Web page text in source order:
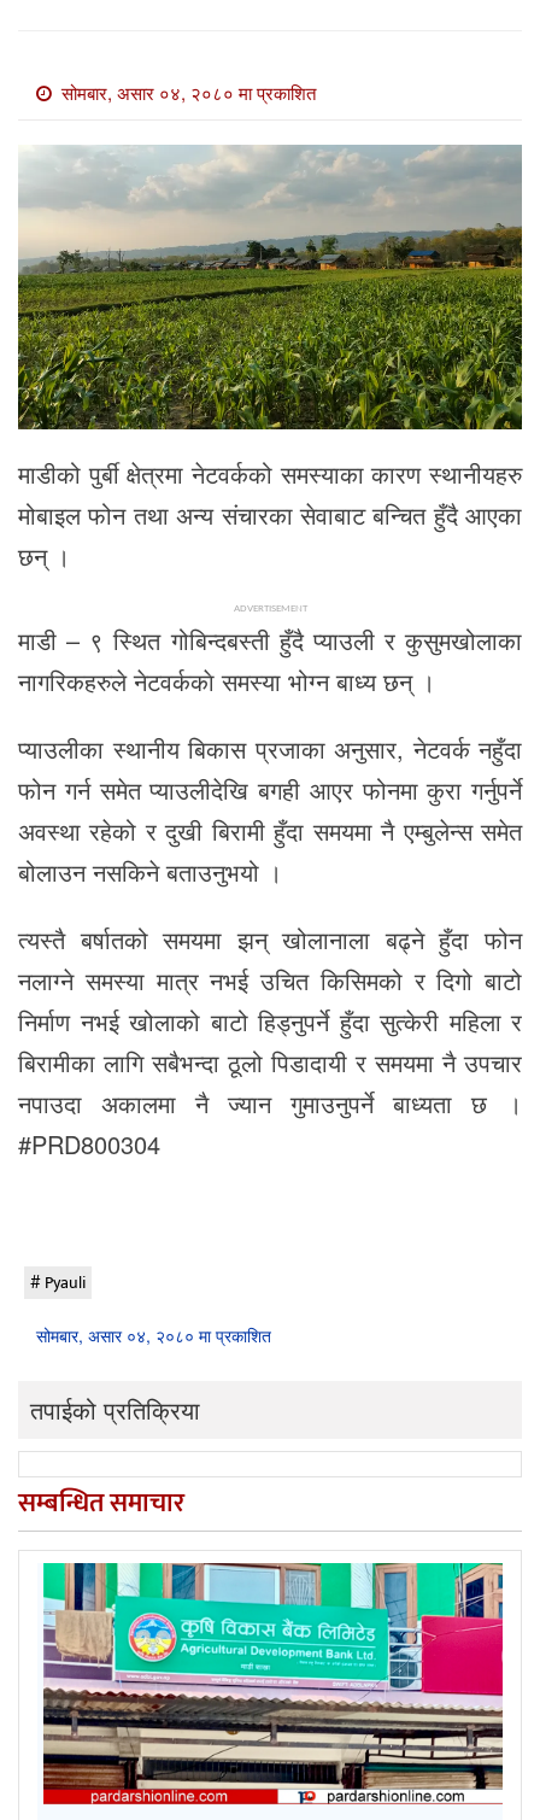
खबर
विविध
सोमबार, असार ०४, २०८० मा प्रकाशित
माडीको पुर्बी क्षेत्रमा नेटवर्कको समस्याका कारण स्थानीयहरु
मोबाइल फोन तथा अन्य संचारका सेवाबाट बन्चित हुँदै आएका
छन् ।
ADVERTISEMENT
माडी – ९ स्थित गोबिन्दबस्ती हुँदै प्याउली र कुसुमखोलाका
नागरिकहरुले नेटवर्ककाे समस्या भोग्न बाध्य छन् ।
प्याउलीका स्थानीय बिकास प्रजाका अनुसार, नेटवर्क नहुँदा
फोन गर्न समेत प्याउलीदेखि बगही आएर फोनमा कुरा गर्नुपर्ने
अवस्था रहेको र दुखी बिरामी हुँदा समयमा नै एम्बुलेन्स समेत
बोलाउन नसकिने बताउनुभयो ।
त्यस्तै बर्षातको समयमा झन् खोलानाला बढ्ने हुँदा फोन
नलाग्ने समस्या मात्र नभई उचित किसिमको र दिगो बाटो
निर्माण नभई खोलाको बाटो हिड्नुपर्ने हुँदा सुत्केरी महिला र
बिरामीका लागि सबैभन्दा ठूलो पिडादायी र समयमा नै उपचार
नपाउदा अकालमा नै ज्यान गुमाउनुपर्ने बाध्यता छ ।
#PRD800304
Pyauli
सोमबार, असार ०४, २०८० मा प्रकाशित
तपाईको प्रतिक्रिया
सम्बन्धित समाचार